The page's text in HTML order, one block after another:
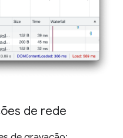
de rede